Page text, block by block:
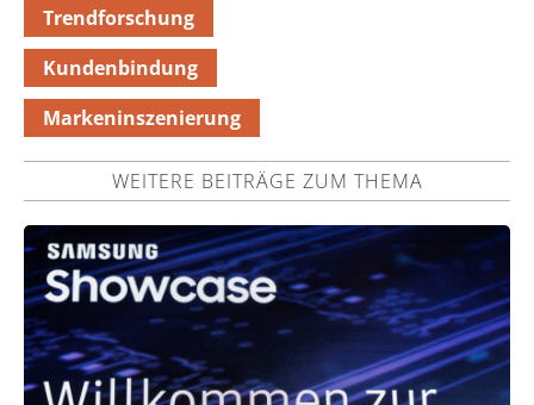
Trendforschung
Kundenbindung
Markeninszenierung
WEITERE BEITRÄGE ZUM THEMA